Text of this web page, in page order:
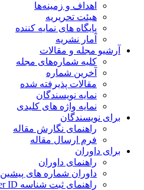
اهداف و زمینه‌ها
هیئت تحریریه
پایگاه های نمایه کننده
آمار نشریه
آرشیو مجله و مقالات
کلیه شماره‌های مجله
آخرین شماره
مقالات پذیرفته شده
نمایه نویسندگان
نمایه واژه های کلیدی
برای نویسندگان
راهنمای نگارش مقاله
فرم ارسال مقاله
برای داوران
راهنمای داوران
داوران شماره های پیشین
راهنمای ثبت شناسه Researcher ID و ثبت داوری